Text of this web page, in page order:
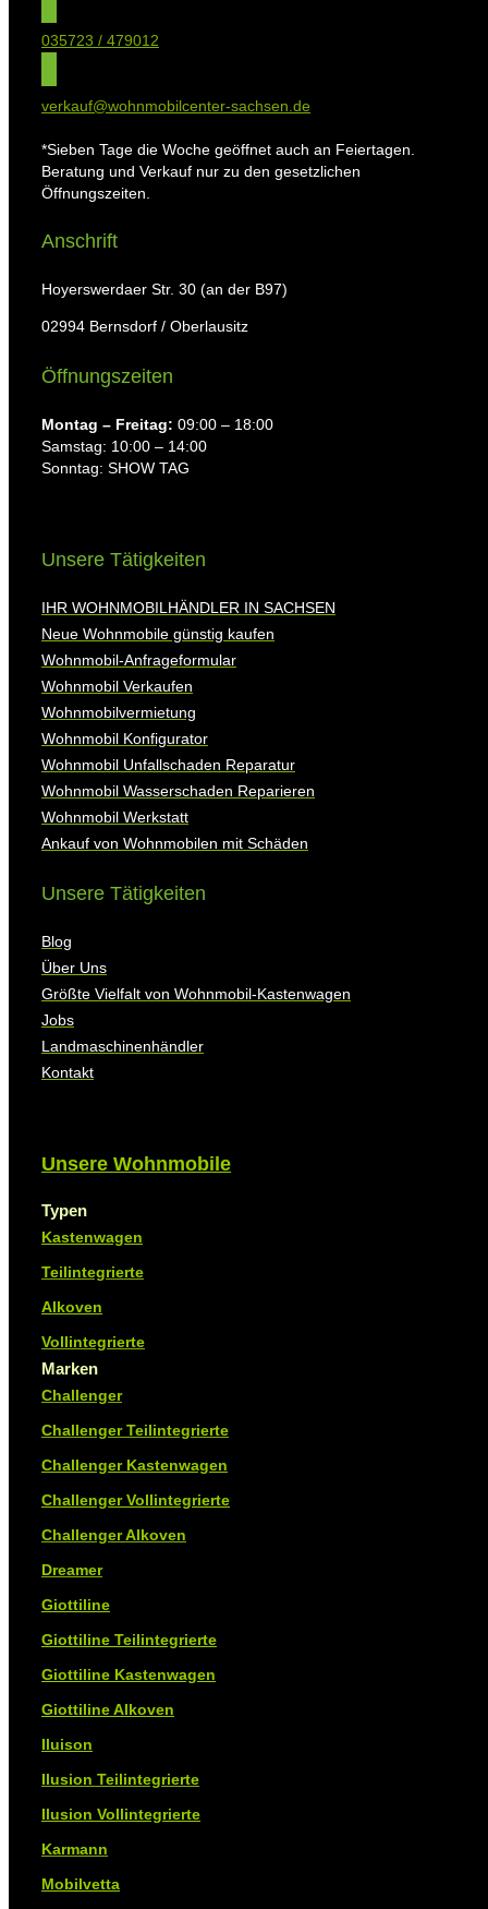
035723 / 479012
verkauf@wohnmobilcenter-sachsen.de
*Sieben Tage die Woche geöffnet auch an Feiertagen.
Beratung und Verkauf nur zu den gesetzlichen
Öffnungszeiten.
Anschrift
Hoyerswerdaer Str. 30 (an der B97)
02994 Bernsdorf / Oberlausitz
Öffnungszeiten
Montag ⁠– Freitag: 09:00 – 18:00
Samstag: 10:00 – 14:00
Sonntag: SHOW TAG
Unsere Tätigkeiten
IHR WOHNMOBILHÄNDLER IN SACHSEN
Neue Wohnmobile günstig kaufen
Wohnmobil-Anfrageformular
Wohnmobil Verkaufen
Wohnmobilvermietung
Wohnmobil Konfigurator
Wohnmobil Unfallschaden Reparatur
Wohnmobil Wasserschaden Reparieren
Wohnmobil Werkstatt
Ankauf von Wohnmobilen mit Schäden
Unsere Tätigkeiten
Blog
Über Uns
Größte Vielfalt von Wohnmobil-Kastenwagen
Jobs
Landmaschinenhändler
Kontakt
Unsere Wohnmobile
Typen
Kastenwagen
Teilintegrierte
Alkoven
Vollintegrierte
Marken
Challenger
Challenger Teilintegrierte
Challenger Kastenwagen
Challenger Vollintegrierte
Challenger Alkoven
Dreamer
Giottiline
Giottiline Teilintegrierte
Giottiline Kastenwagen
Giottiline Alkoven
Iluison
Ilusion Teilintegrierte
Ilusion Vollintegrierte
Karmann
Mobilvetta